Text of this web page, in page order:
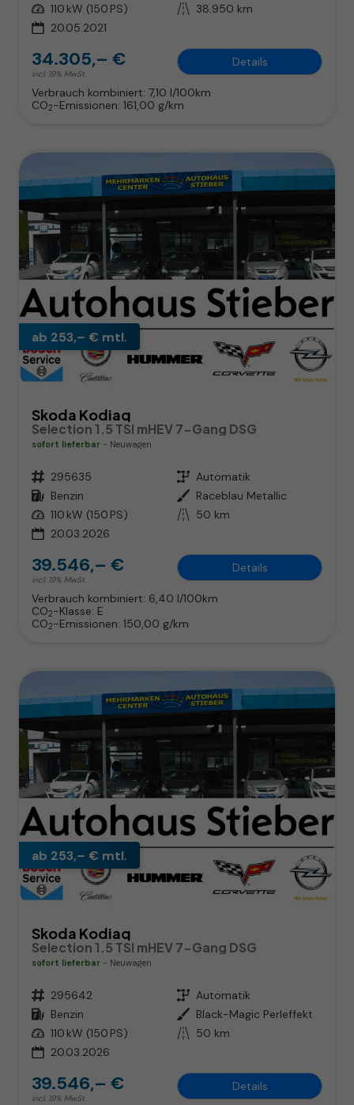
Leistung 110 kW (150 PS) Kilometerstand 38.950 km
20.05.2021
34.305,– €
incl. 19% MwSt.
Details
Verbrauch kombiniert: 7,10 l/100km
CO2-Emissionen: 161,00 g/km
ab 253,– € mtl.
Skoda Kodiaq
Selection 1.5 TSI mHEV 7-Gang DSG
sofort lieferbar Neuwagen
Fahrzeugnr. 295635 Getriebe Automatik
Kraftstoff Benzin Außenfarbe Raceblau Metallic
Leistung 110 kW (150 PS) Kilometerstand 50 km
20.03.2026
39.546,– €
incl. 19% MwSt.
Details
Verbrauch kombiniert: 6,40 l/100km
CO2-Klasse: E
CO2-Emissionen: 150,00 g/km
ab 253,– € mtl.
Skoda Kodiaq
Selection 1.5 TSI mHEV 7-Gang DSG
sofort lieferbar Neuwagen
Fahrzeugnr. 295642 Getriebe Automatik
Kraftstoff Benzin Außenfarbe Black-Magic Perleffekt
Leistung 110 kW (150 PS) Kilometerstand 50 km
20.03.2026
39.546,– €
incl. 19% MwSt.
Details